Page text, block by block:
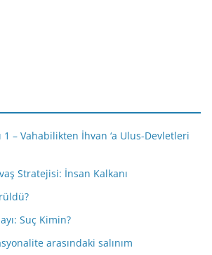
1 – Vahabilikten İhvan ‘a Ulus-Devletleri
Stratejisi: İnsan Kalkanı
Suç Kimin?
arasındaki salınım